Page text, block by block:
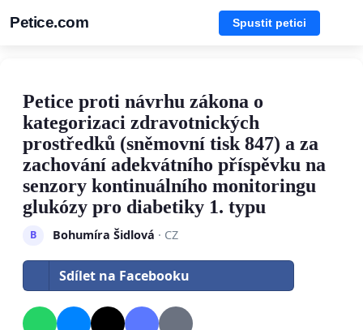
Petice.com Spustit petici
Petice proti návrhu zákona o
kategorizaci zdravotnických
prostředků (sněmovní tisk 847) a za
zachování adekvátního příspěvku na
senzory kontinuálního monitoringu
glukózy pro diabetiky 1. typu
B Bohumíra Šidlová · CZ
Sdílet na Facebooku